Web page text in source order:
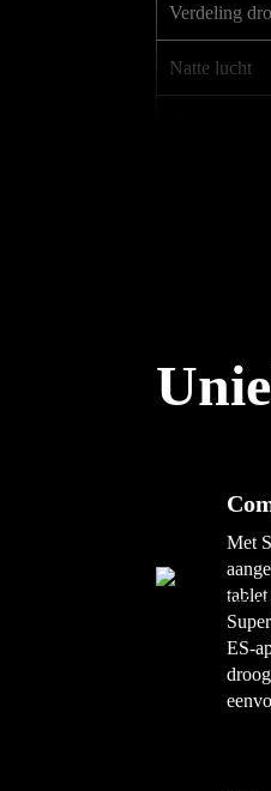
Verdeling
Natte lucht
Gewicht
*Afhankelijk
installatie.
Met
ES-